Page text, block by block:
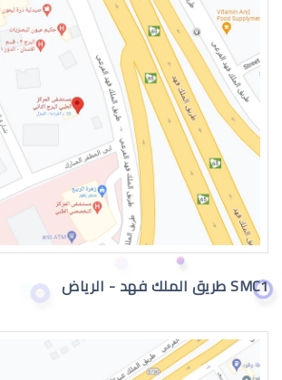
طبيب عيون اطفال في الرياض
دكتور عيون
دكتور عيون واتس اب
SMC1 طريق الملك فهد - الرياض